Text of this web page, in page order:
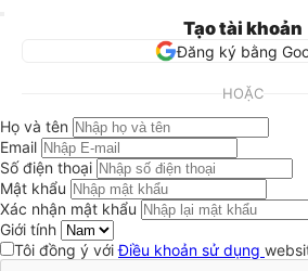
Tạo tài khoản
Đăng ký bằng
HOẶC
Họ và tên
Email
Số điện thoại
Mật khẩu
Xác nhận mật khẩu
Giới tính
Tôi đồng ý vớiĐiều khoản sử dụng